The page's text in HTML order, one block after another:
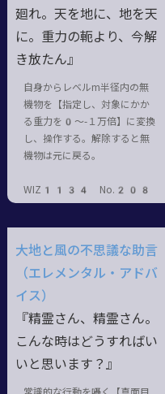
廻れ。天を地に、地を天
に。重力の軛より、今解
き放たん』
自身からレベルm半径内の無
機物を【指定し、対象にかか
る重力を0～-１万倍】に変換
し、操作する。解除すると無
機物は元に戻る。
WIZ1134 No.208
大地と風の不思議な助言
（エレメンタル・アドバ
イス）
『精霊さん、精霊さん。
こんな時はどうすればい
いと思います？』